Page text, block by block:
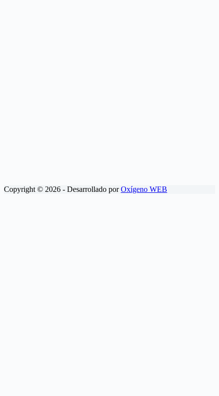
Copyright © 2026 - Desarrollado porOxígeno WEB